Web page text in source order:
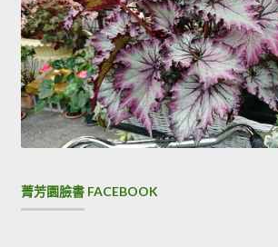
菁芳園臉書 FACEBOOK